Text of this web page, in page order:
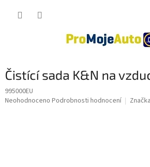
Čistící sada K&N na
995000EU
Průměrné
Neohodnoceno Podrobnosti hodnocení